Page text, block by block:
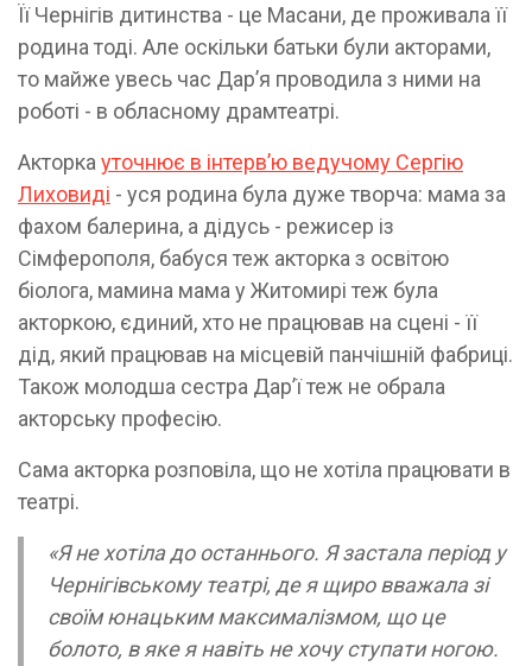
Її Чернігів дитинства - це Масани, де проживала її
родина тоді. Але оскільки батьки були акторами,
то майже увесь час Дарʼя проводила з ними на
роботі - в обласному драмтеатрі.
Акторка уточнює в інтервʼю ведучому Сергію
Лиховиді - уся родина була дуже творча: мама за
фахом балерина, а дідусь - режисер із
Сімферополя, бабуся теж акторка з освітою
біолога, мамина мама у Житомирі теж була
акторкою, єдиний, хто не працював на сцені - її
дід, який працював на місцевій панчішній фабриці.
Також молодша сестра Дарʼї теж не обрала
акторську професію.
Сама акторка розповіла, що не хотіла працювати в
театрі.
«Я не хотіла до останнього. Я застала період у
Чернігівському театрі, де я щиро вважала зі
своїм юнацьким максималізмом, що це
болото, в яке я навіть не хочу ступати ногою.